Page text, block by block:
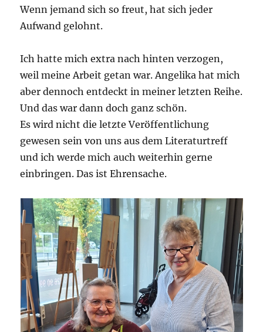
Wenn jemand sich so freut, hat sich jeder
Aufwand gelohnt.
Ich hatte mich extra nach hinten verzogen,
weil meine Arbeit getan war. Angelika hat mich
aber dennoch entdeckt in meiner letzten Reihe.
Und das war dann doch ganz schön.
Es wird nicht die letzte Veröffentlichung
gewesen sein von uns aus dem Literaturtreff
und ich werde mich auch weiterhin gerne
einbringen. Das ist Ehrensache.